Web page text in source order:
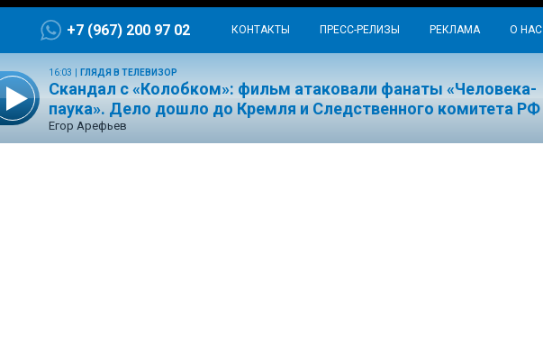
+7 (967) 200 97 02 КОНТАКТЫ ПРЕСС-РЕЛИЗЫ РЕКЛАМА О НАС
16:03 ГЛЯДЯ В ТЕЛЕВИЗОР
Скандал с «Колобком»: фильм атаковали фанаты «Человека-
паука». Дело дошло до Кремля и Следственного комитета РФ
Егор Арефьев